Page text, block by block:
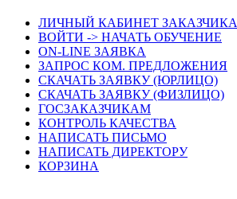
ЛИЧНЫЙ КАБИНЕТ ЗАКАЗЧИКА
ВОЙТИ -> НАЧАТЬ ОБУЧЕНИЕ
ON-LINE ЗАЯВКА
ЗАПРОС КОМ. ПРЕДЛОЖЕНИЯ
СКАЧАТЬ ЗАЯВКУ (ЮРЛИЦО)
СКАЧАТЬ ЗАЯВКУ (ФИЗЛИЦО)
ГОСЗАКАЗЧИКАМ
КОНТРОЛЬ КАЧЕСТВА
НАПИСАТЬ ПИСЬМО
НАПИСАТЬ ДИРЕКТОРУ
КОРЗИНА